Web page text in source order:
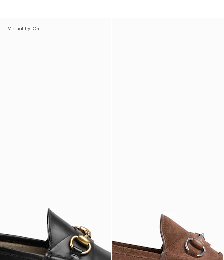
Virtual Try-On